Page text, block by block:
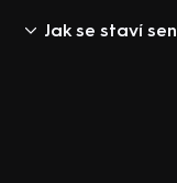
Jak se staví sen